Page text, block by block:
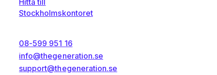
Stockholmskontoret
08-599 951 16
info@thegeneration.se
support@thegeneration.se